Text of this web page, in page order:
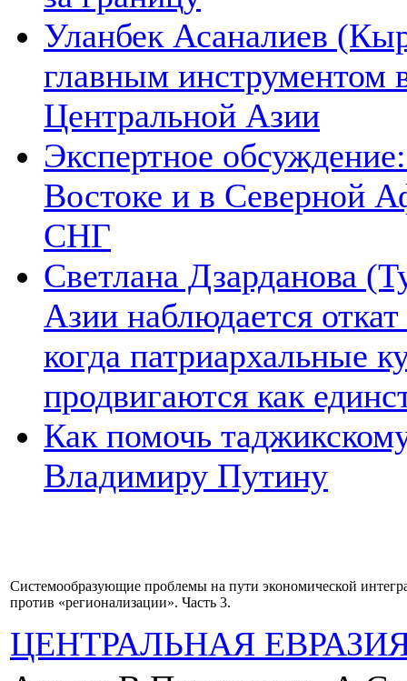
Уланбек Асаналиев
главным инструментом
Центральной Азии
Экспертное
Востоке и в Северной
СНГ
Светлана Дзарданова
Азии наблюдается
когда патриархальные
продвигаются как
Как помочь
Владимиру Путину
Системообразующие проблемы на пути экономической
против «регионализации». Часть 3.
ЦЕНТРАЛЬНАЯ